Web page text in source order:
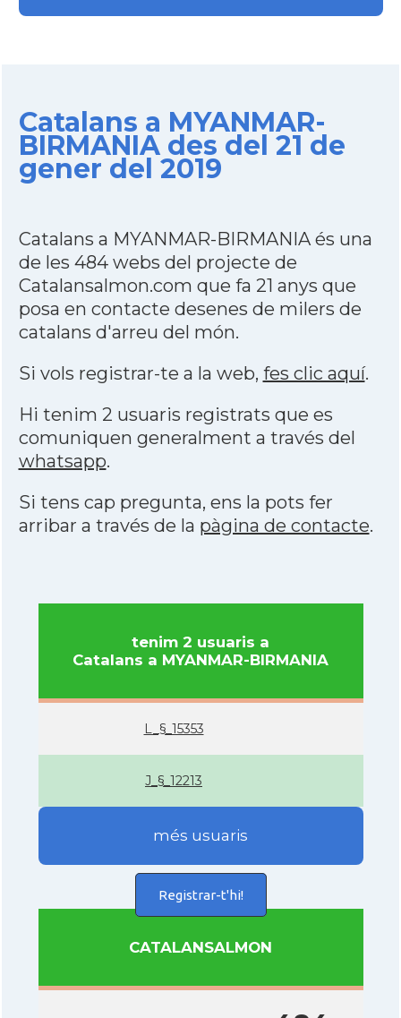
Catalans a MYANMAR-
BIRMANIA des del 21 de
gener del 2019
Catalans a MYANMAR-BIRMANIA és una
de les 484 webs del projecte de
Catalansalmon.com que fa 21 anys que
posa en contacte desenes de milers de
catalans d'arreu del món.
Si vols registrar-te a la web, fes clic aquí.
Hi tenim 2 usuaris registrats que es
comuniquen generalment a través del
whatsapp.
Si tens cap pregunta, ens la pots fer
arribar a través de la pàgina de contacte.
tenim 2 usuaris a
Catalans a MYANMAR-BIRMANIA
L_§_15353
J_§_12213
més usuaris
Registrar-t'hi!
CATALANSALMON